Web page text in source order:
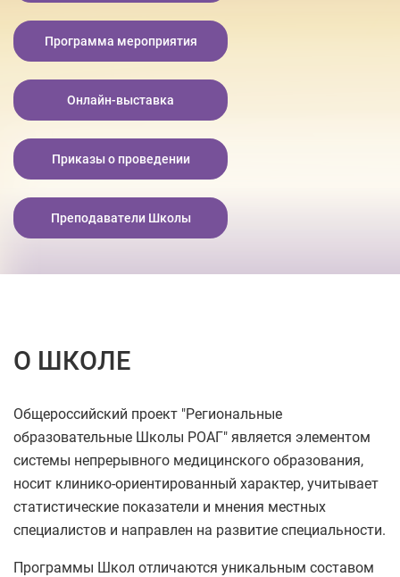
Программа мероприятия
Онлайн-выставка
Приказы о проведении
Преподаватели Школы
О ШКОЛЕ
Общероссийский проект "Региональные
образовательные Школы РОАГ" является элементом
системы непрерывного медицинского образования,
носит клинико-ориентированный характер, учитывает
статистические показатели и мнения местных
специалистов и направлен на развитие специальности.
Программы Школ отличаются уникальным составом